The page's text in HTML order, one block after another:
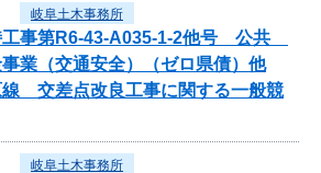
岐阜土木事務所
工事第R6-43-A035-1-2他号 公共
業（交通安全）（ゼロ県債）他
線 交差点改良工事に関する一般競
岐阜土木事務所